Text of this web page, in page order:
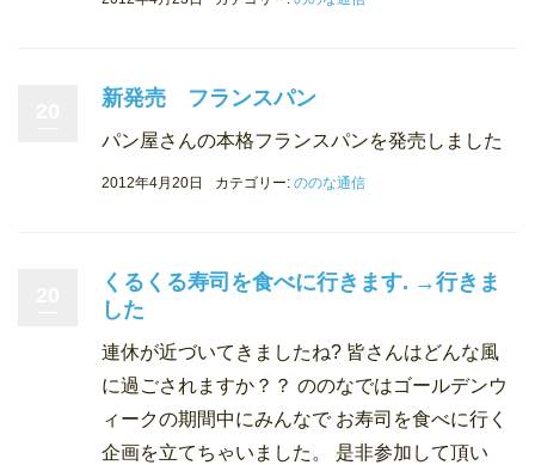
新発売 フランスパン
パン屋さんの本格フランスパンを発売しました
2012年4月20日 カテゴリー: ののな通信
くるくる寿司を食べに行きます. →行きま
した
連休が近づいてきましたね? 皆さんはどんな風
に過ごされますか？？ ののなではゴールデンウ
ィークの期間中にみんなで お寿司を食べに行く
企画を立てちゃいました。 是非参加して頂い